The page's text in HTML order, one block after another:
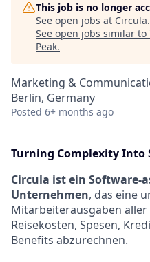
This job is no longer
See open jobs at Circula.
See open jobs similar to
Peak.
Marketing &
Berlin, Germany
Posted 6+ months ago
Turning Complexity Into
Circula ist ein Software-
Unternehmen, das eine
Mitarbeiterausgaben
Reisekosten, Spesen,
Benefits abzurechnen.